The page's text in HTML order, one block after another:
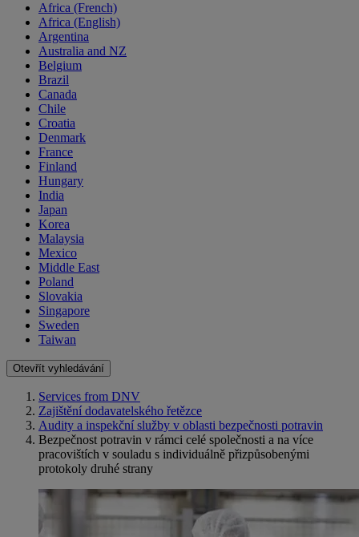
Africa (French)
Africa (English)
Argentina
Australia and NZ
Belgium
Brazil
Canada
Chile
Croatia
Denmark
France
Finland
Hungary
India
Japan
Korea
Malaysia
Mexico
Middle East
Poland
Slovakia
Singapore
Sweden
Taiwan
Otevřít vyhledávání
Services from DNV
Zajištění dodavatelského řetězce
Audity a inspekční služby v oblasti bezpečnosti potravin
Bezpečnost potravin v rámci celé společnosti a na více
pracovištích v souladu s individuálně přizpůsobenými
protokoly druhé strany